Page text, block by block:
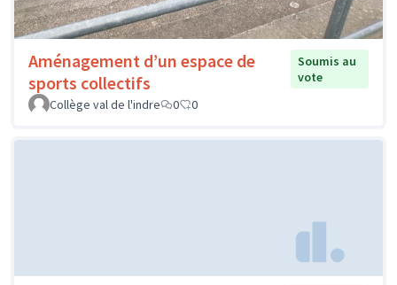
Aménagement d’un espace de
sports collectifs
Soumis au
vote
Collège val de l'indre
0 0